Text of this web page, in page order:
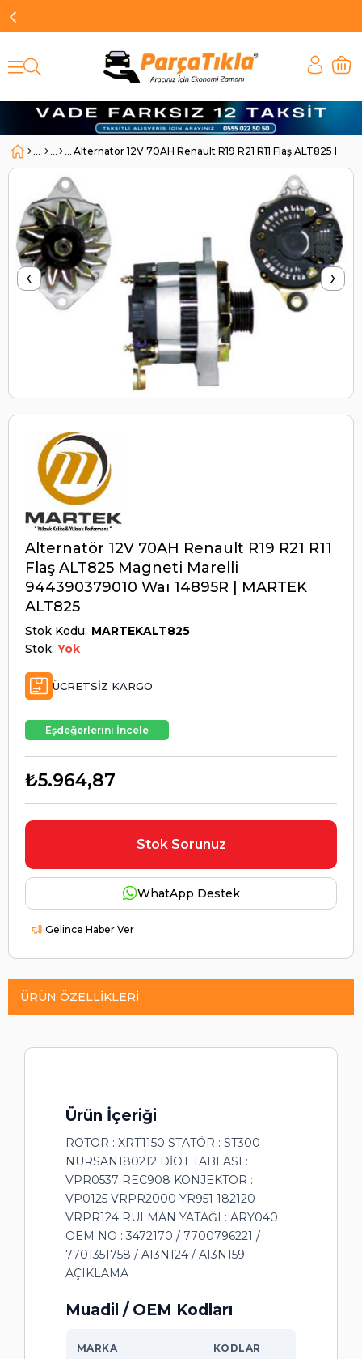
Alternatör 12V 70AH Renault R19 R21 R11 Flaş ALT825
‹ ›
Alternatör 12V 70AH Renault R19 R21 R11
Flaş ALT825 Magneti Marelli
944390379010 Waı 14895R | MARTEK
ALT825
Stok Kodu MARTEKALT825
Stok: Yok
ÜCRETSIZ KARGO
Eşdeğerlerini İncele
₺5.964,87
Stok Sorunuz
WhatApp Destek
Gelince Haber Ver
ÜRÜN ÖZELLIKLERI
Ürün İçeriği
ROTOR : XRT1150 STATÖR : ST300
NURSAN180212 DİOT TABLASI :
VPR0537 REC908 KONJEKTÖR :
VP0125 VRPR2000 YR951 182120
VRPR124 RULMAN YATAĞI : ARY040
OEM NO : 3472170 / 7700796221 /
7701351758 / A13N124 / A13N159
AÇIKLAMA :
Muadil / OEM Kodları
MARKA KODLAR